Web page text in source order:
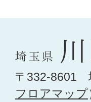
〒332-8601
フロアマップ